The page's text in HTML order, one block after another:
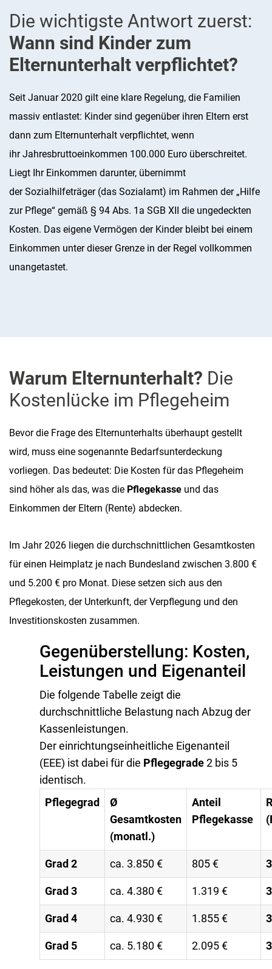
Die wichtigste Antwort zuerst:
Wann sind Kinder zum
Elternunterhalt verpflichtet?
Seit Januar 2020 gilt eine klare Regelung, die Familien
massiv entlastet: Kinder sind gegenüber ihren Eltern erst
dann zum Elternunterhalt verpflichtet, wenn
ihr Jahresbruttoeinkommen 100.000 Euro überschreitet.
Liegt Ihr Einkommen darunter, übernimmt
der Sozialhilfeträger (das Sozialamt) im Rahmen der „Hilfe
zur Pflege“ gemäß § 94 Abs. 1a SGB XII die ungedeckten
Kosten. Das eigene Vermögen der Kinder bleibt bei einem
Einkommen unter dieser Grenze in der Regel vollkommen
unangetastet.
Warum Elternunterhalt? Die
Kostenlücke im Pflegeheim
Bevor die Frage des Elternunterhalts überhaupt gestellt
wird, muss eine sogenannte Bedarfsunterdeckung
vorliegen. Das bedeutet: Die Kosten für das Pflegeheim
sind höher als das, was die Pflegekasse und das
Einkommen der Eltern (Rente) abdecken.
Im Jahr 2026 liegen die durchschnittlichen Gesamtkosten
für einen Heimplatz je nach Bundesland zwischen 3.800 €
und 5.200 € pro Monat. Diese setzen sich aus den
Pflegekosten, der Unterkunft, der Verpflegung und den
Investitionskosten zusammen.
Gegenüberstellung: Kosten,
Leistungen und Eigenanteil
Die folgende Tabelle zeigt die
durchschnittliche Belastung nach Abzug der
Kassenleistungen.
Der einrichtungseinheitliche Eigenanteil
(EEE) ist dabei für die Pflegegrade2 bis 5
identisch.
Pflegegrad
Ø
Gesamtkosten
(monatl.)
Anteil
Pflegekasse
Grad 2 ca. 3.850 € 805 €
Grad 3 ca. 4.380 € 1.319 €
Grad 4 ca. 4.930 € 1.855 €
Grad 5 ca. 5.180 € 2.095 €